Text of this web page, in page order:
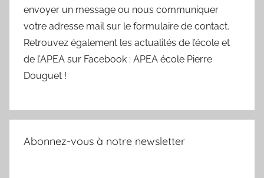
envoyer un message ou nous communiquer
votre adresse mail sur le formulaire de contact.
Retrouvez également les actualités de l’école et
de l’APEA sur Facebook : APEA école Pierre
Douguet !
Abonnez-vous à notre newsletter